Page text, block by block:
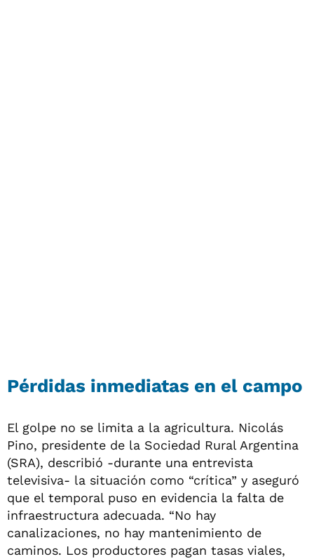
Pérdidas inmediatas en el campo
El golpe no se limita a la agricultura. Nicolás
Pino, presidente de la Sociedad Rural Argentina
(SRA), describió -durante una entrevista
televisiva- la situación como “crítica” y aseguró
que el temporal puso en evidencia la falta de
infraestructura adecuada. “No hay
canalizaciones, no hay mantenimiento de
caminos. Los productores pagan tasas viales,